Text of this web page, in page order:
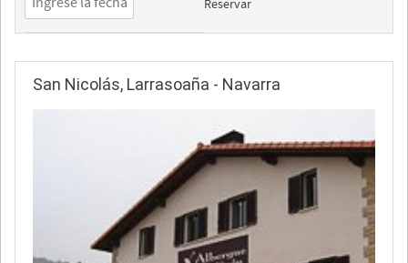
Reservar
San Nicolás, Larrasoaña - Navarra